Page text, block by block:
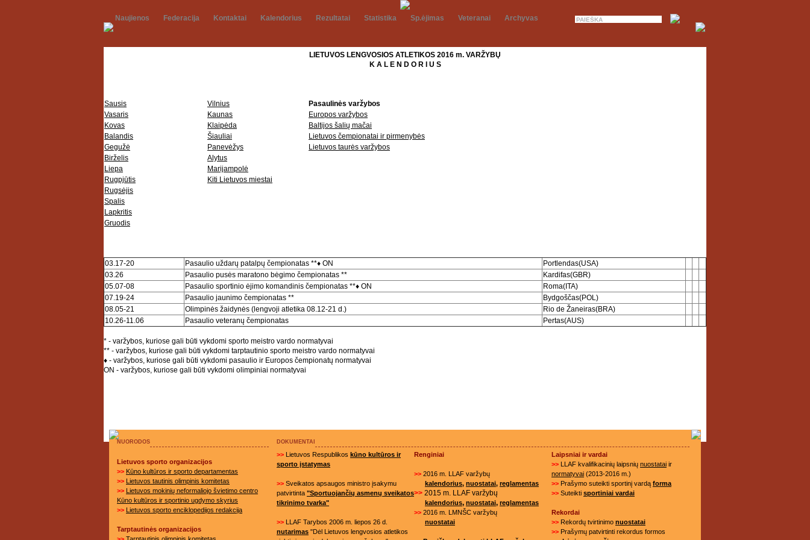
Naujienos Federacija Kontaktai Kalendorius Rezultatai Statistika Sp.ėjimas Veteranai Archyvas
LIETUVOS LENGVOSIOS ATLETIKOS 2016 m. VARŽYBŲ
K A L E N D O R I U S
Sausis Vilnius
Pasaulinės varžybos
Vasaris
Kaunas
Europos varžybos
Kovas
Klaipėda
Baltijos šalių mačai
Balandis
Šiauliai
Lietuvos čempionatai ir pirmenybės
Gegužė
Panevėžys
Lietuvos taurės varžybos
Birželis
Alytus
Liepa
Marijampolė
Rugpjūtis
Kiti Lietuvos miestai
Rugsėjis
Spalis
Lapkritis
Gruodis
03.17-20 Pasaulio uždarų patalpų čempionatas **♦ ON
Portlendas(USA)
03.26
Pasaulio pusės maratono bėgimo čempionatas **
Kardifas(GBR)
05.07-08
Pasaulio sportinio ėjimo komandinis čempionatas **♦ ON
Roma(ITA)
07.19-24
Pasaulio jaunimo čempionatas **
Bydgoščas(POL)
08.05-21
Olimpinės žaidynės (lengvoji atletika 08.12-21 d.)
Rio de Žaneiras(BRA)
10.26-11.06
Pasaulio veteranų čempionatas Pertas(AUS)
* - varžybos, kuriose gali būti vykdomi sporto meistro vardo normatyvai
** - varžybos, kuriose gali būti vykdomi tarptautinio sporto meistro vardo normatyvai
♦ - varžybos, kuriose gali būti vykdomi pasaulio ir Europos čempionatų normatyvai
ON - varžybos, kuriose gali būti vykdomi olimpiniai normatyvai
NUORODOS
Lietuvos sporto organizacijos
>> Kūno kultūros ir sporto departamentas
>> Lietuvos tautinis olimpinis komitetas
>> Lietuvos mokinių neformaliojo švietimo centro
Kūno kultūros ir sportinio ugdymo skyrius
>> Lietuvos sporto enciklopedijos redakcija
Tarptautinės organizacijos
DOKUMENTAI
>> Lietuvos Respublikos kūno kultūros ir
sporto įstatymas
>> Sveikatos apsaugos ministro įsakymu
patvirtinta "Sportuojančių asmenų sveikatos
tikrinimo tvarka"
>> LLAF Tarybos 2006 m. liepos 26 d.
nutarimas "Dėl Lietuvos lengvosios atletikos
Renginiai
>> 2016 m. LLAF varžybų
kalendorius, nuostatai, reglamentas
>> 2015 m. LLAF varžybų
kalendorius, nuostatai, reglamentas
>> 2016 m. LMNŠC varžybų
nuostatai
Laipsniai ir vardai
>> LLAF kvalifikacinių laipsnių nuostatai ir
normatyvai (2013-2016 m.)
>> Prašymo suteikti sportinį vardą forma
>> Suteikti sportiniai vardai
Rekordai
>> Rekordų tvirtinimo nuostatai
>> Prašymų patvirtinti rekordus formos